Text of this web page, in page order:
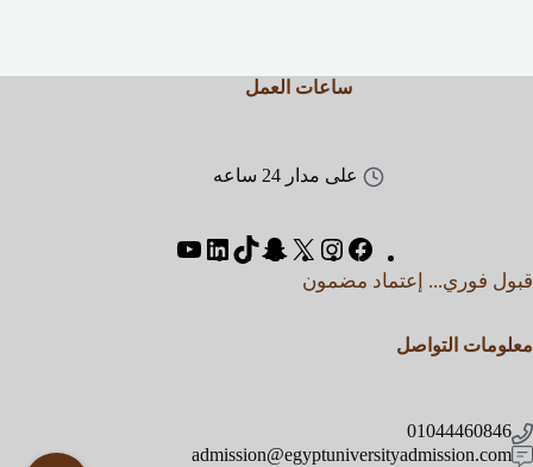
ساعات العمل
على مدار 24 ساعه
قبول فوري... إعتماد مضمون
معلومات التواصل
01044460846
admission@egyptuniversityadmission.com